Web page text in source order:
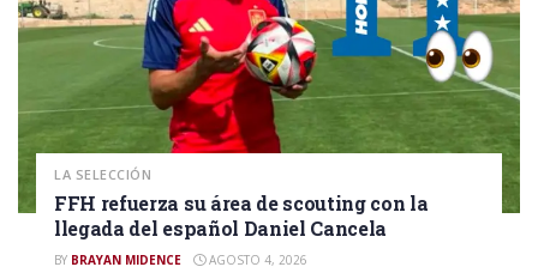
LA SELECCIÓN
FFH refuerza su área de scouting con la
llegada del español Daniel Cancela
BY BRAYAN MIDENCE AGOSTO 4, 2026